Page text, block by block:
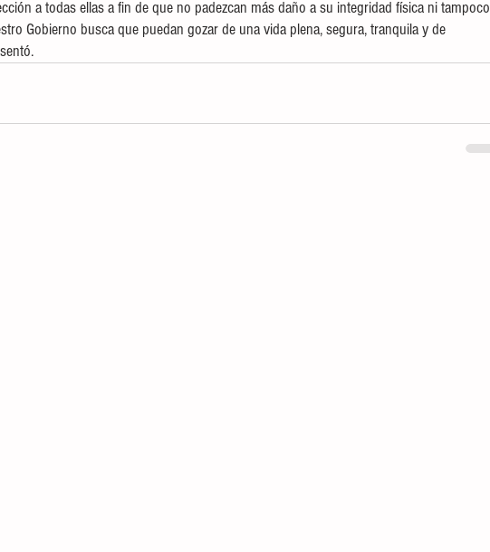
a todas ellas a fin de que no padezcan más daño a su integridad física ni tampoco
Gobierno busca que puedan gozar de una vida plena, segura, tranquila y de